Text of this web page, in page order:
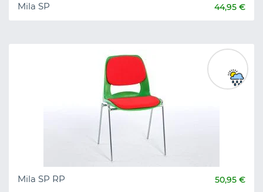
Mila SP 44,95 €
Mila SP RP 50,95 €